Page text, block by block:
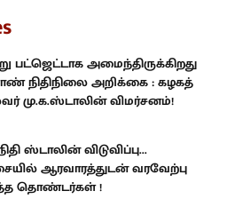
பட்ஜெட்டாக அமைந்திருக்கிறது
நிதிநிலை அறிக்கை : கழகத்
மு.க.ஸ்டாலின் விமர்சனம்!
ஸ்டாலின் விடுவிப்பு...
ஆரவாரத்துடன் வரவேற்பு
தொண்டர்கள் !